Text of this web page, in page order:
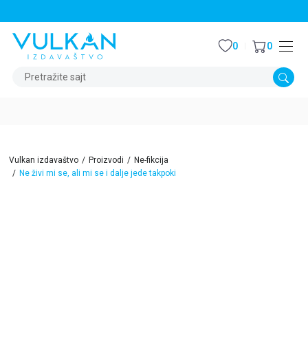
Pretražite sajt
0 0
Vulkan izdavaštvo Proizvodi
Ne-fikcija
Ne živi mi se, ali mi se i dalje jede takpoki